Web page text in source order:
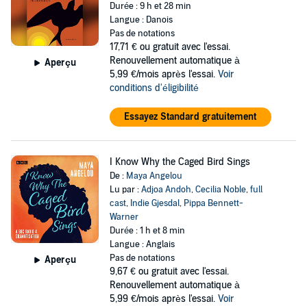
Aperçu
Durée : 9 h et 28 min
Langue : Danois
Pas de notations
17,71 € ou gratuit avec l'essai.
Renouvellement automatique à
5,99 €/mois après l'essai. Voir
conditions d'éligibilité
Essayez Standard gratuitement
Aperçu
I Know Why the Caged Bird Sings
De : Maya Angelou
Lu par :Adjoa Andoh,Cecilia Noble,full
cast, Indie Gjesdal, Pippa Bennett-
Warner
Durée : 1 h et 8 min
Langue : Anglais
Pas de notations
9,67 € ou gratuit avec l'essai.
Renouvellement automatique à
5,99 €/mois après l'essai. Voir